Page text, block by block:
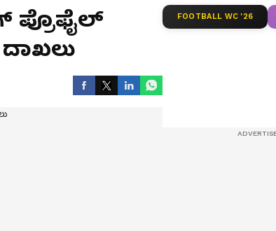
ಪ್ರೊಫೈಲ್‌
FOOTBALL WC '26